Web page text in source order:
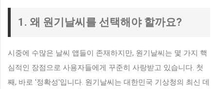
1. 왜 원기날씨를 선택해야 할까요?
시중에 수많은 날씨 앱들이 존재하지만, 원기날씨는 몇 가지 핵
심적인 장점으로 사용자들에게 꾸준히 사랑받고 있습니다. 첫
째, 바로 '정확성'입니다. 원기날씨는 대한민국 기상청의 최신 데